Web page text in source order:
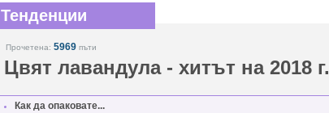
Тенденции
Прочетена: 5969пъти
Цвят лавандула - хитът на 2018 г.
Как да опаковате...